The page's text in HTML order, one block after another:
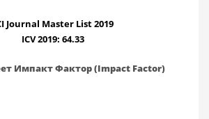
Journal Master List 2019
ICV 2019: 64.33
Импакт Фактор (Impact Factor)